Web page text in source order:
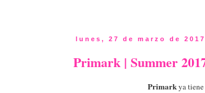
lunes, 27 de marzo de 2017
Primark | Summer
Primarkya tiene